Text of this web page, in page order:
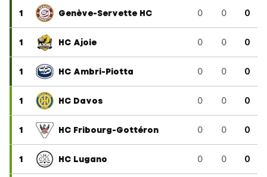
1 Genève-Servette HC 0 0 0
1 HC Ajoie 0 0 0
1 HC Ambri-Piotta 0 0 0
1 HC Davos 0 0 0
1 HC Fribourg-Gottéron 0 0 0
1 HC Lugano 0 0 0